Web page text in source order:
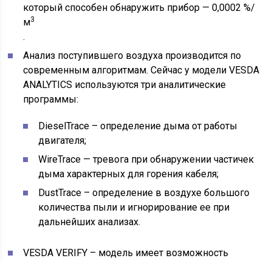
который способен обнаружить прибор — 0,0002 %/
м3
.
Анализ поступившего воздуха производится по
современным алгоритмам. Сейчас у модели VESDA
ANALYTICS используются три аналитические
программы:
DieselTrace – определение дыма от работы
двигателя;
WireTrace — тревога при обнаружении частичек
дыма характерных для горения кабеля;
DustTrace – определение в воздухе большого
количества пыли и игнорирование ее при
дальнейших анализах.
VESDA VERIFY – модель имеет возможность